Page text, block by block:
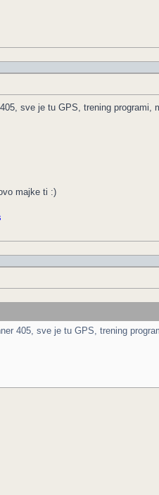
sve je tu GPS, trening
majke ti :)
405, sve je tu GPS, trening